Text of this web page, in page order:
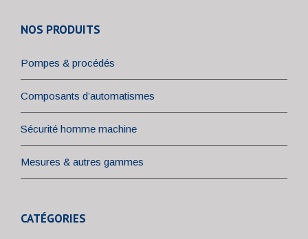
NOS PRODUITS
Pompes & procédés
Composants d’automatismes
Sécurité homme machine
Mesures & autres gammes
CATÉGORIES